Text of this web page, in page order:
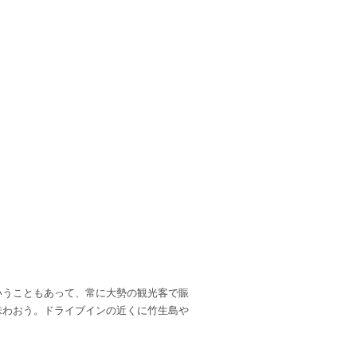
こともあって、常に大勢の観光客で賑
おう。ドライブインの近くに竹生島や